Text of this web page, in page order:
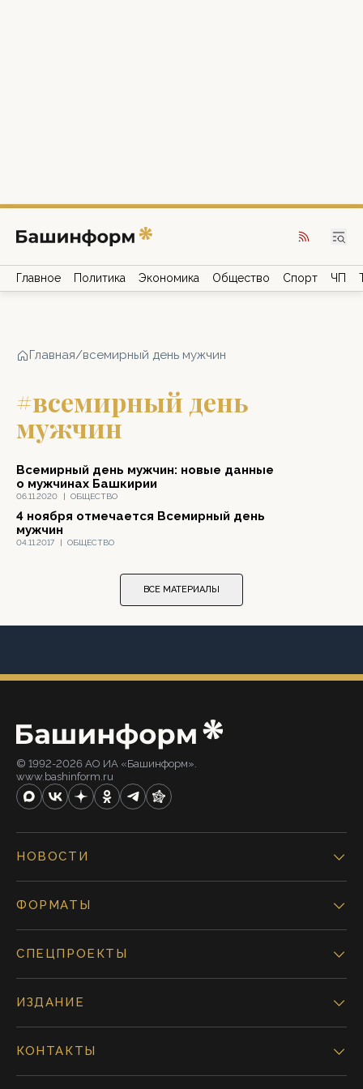
Главное Политика Экономика Общество Спорт ЧП
Главная/всемирный день мужчин
#всемирный день
мужчин
06.11.2020 | ОБЩЕСТВО
Всемирный день мужчин: новые данные
о мужчинах Башкирии
04.11.2017 | ОБЩЕСТВО
4 ноября отмечается Всемирный день
мужчин
ВСЕ МАТЕРИАЛЫ
© 1992-2026 АО ИА «Башинформ».
www.bashinform.ru
НОВОСТИ
ФОРМАТЫ
СПЕЦПРОЕКТЫ
ИЗДАНИЕ
КОНТАКТЫ